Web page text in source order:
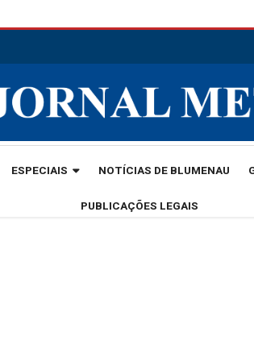
ESPECIAIS NOTÍCIAS DE BLUMENAU
PUBLICAÇÕES LEGAIS